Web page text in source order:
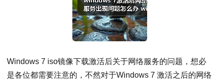
Windows 7 iso镜像下载激活后关于网络服务的问题，想必
是各位都需要注意的，不然对于Windows 7 激活之后的网络